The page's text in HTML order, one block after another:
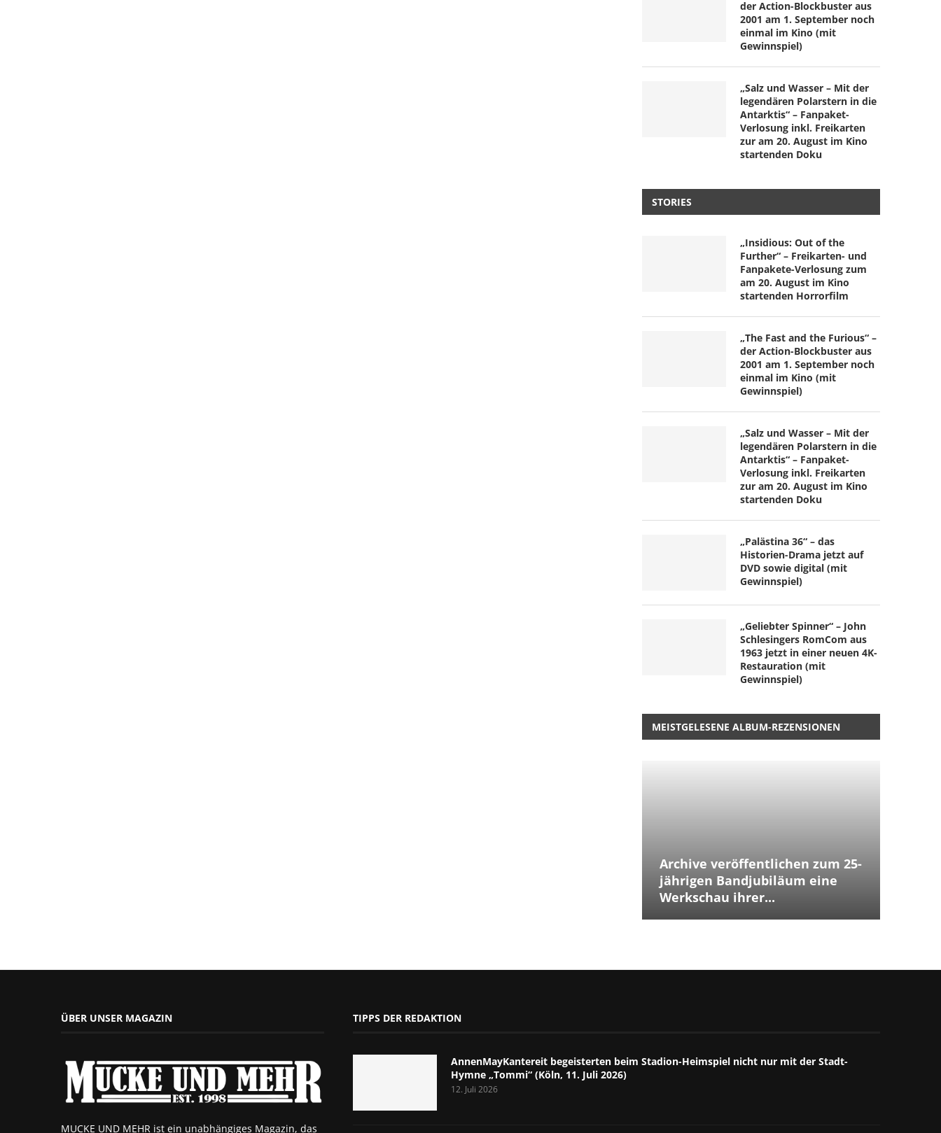
der Action-Blockbuster aus
2001 am 1. September noch
einmal im Kino (mit
Gewinnspiel)
„Salz und Wasser – Mit der
legendären Polarstern in die
Antarktis“ – Fanpaket-
Verlosung inkl. Freikarten
zur am 20. August im Kino
startenden Doku
STORIES
„Insidious: Out of the
Further“ – Freikarten- und
Fanpakete-Verlosung zum
am 20. August im Kino
startenden Horrorfilm
„The Fast and the Furious“ –
der Action-Blockbuster aus
2001 am 1. September noch
einmal im Kino (mit
Gewinnspiel)
„Salz und Wasser – Mit der
legendären Polarstern in die
Antarktis“ – Fanpaket-
Verlosung inkl. Freikarten
zur am 20. August im Kino
startenden Doku
„Palästina 36“ – das
Historien-Drama jetzt auf
DVD sowie digital (mit
Gewinnspiel)
„Geliebter Spinner“ – John
Schlesingers RomCom aus
1963 jetzt in einer neuen 4K-
Restauration (mit
Gewinnspiel)
MEISTGELESENE ALBUM-REZENSIONEN
Archive veröffentlichen zum 25-
jährigen Bandjubiläum eine
Werkschau ihrer...
ÜBER UNSER MAGAZIN
MUCKE UND MEHR ist ein unabhängiges Magazin, das
TIPPS DER REDAKTION
AnnenMayKantereit begeisterten beim Stadion-Heimspiel nicht nur mit der Stadt-
Hymne „Tommi“ (Köln, 11. Juli 2026)
12. Juli 2026